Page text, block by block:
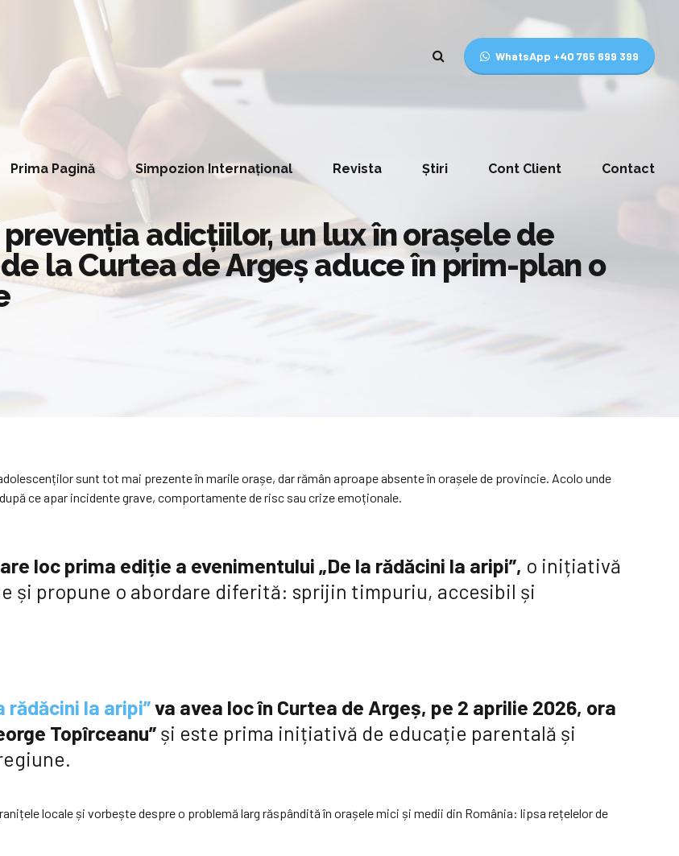
WhatsApp +40 765 699 399
Prima Pagină Simpozion Internațional Revista Știri Cont Client Contact
adicțiilor, un lux în orașele de
la Curtea de Argeș aduce în prim-plan o
sunt tot mai prezente în marile orașe, dar rămân aproape absente în orașele de provincie. Acolo unde
ce apar incidente grave, comportamente de risc sau crize emoționale.
loc prima ediție a evenimentului „De la rădăcini la aripi”, o inițiativă
și propune o abordare diferită: sprijin timpuriu, accesibil și
rădăcini la aripi”va avea loc în Curtea de Argeș, pe 2 aprilie 2026, ora
Topîrceanu”și este prima inițiativă de educație parentală și
locale și vorbește despre o problemă larg răspândită în orașele mici și medii din România: lipsa rețelelor de